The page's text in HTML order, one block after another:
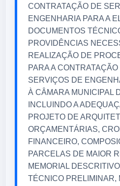
CONTRATAÇÃO DE
ENGENHARIA PARA A
DOCUMENTOS
PROVIDÊNCIAS
REALIZAÇÃO DE
PARA A
SERVIÇOS DE
À CÂMARA MUNICIPAL
INCLUINDO A
PROJETO DE
ORÇAMENTÁRIAS,
FINANCEIRO,
PARCELAS DE MAIOR
MEMORIAL
TÉCNICO PRELIMINAR,